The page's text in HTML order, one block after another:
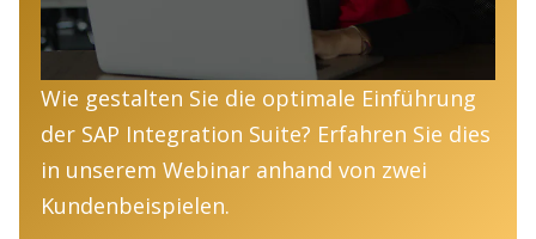
Wie gestalten Sie die optimale Einführung
der SAP Integration Suite? Erfahren Sie dies
in unserem Webinar anhand von zwei
Kundenbeispielen.